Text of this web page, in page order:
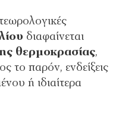
διαφαίνεται
θερμοκρασίας,
το παρόν, ενδείξεις
ή ιδιαίτερα